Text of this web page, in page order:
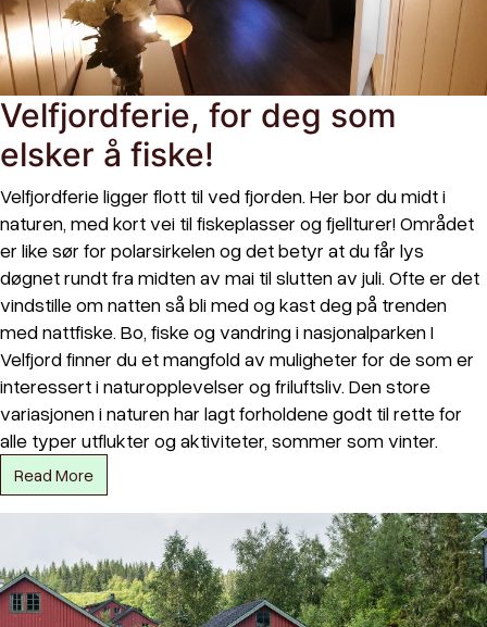
Velfjordferie, for deg som
elsker å fiske!
Velfjordferie ligger flott til ved fjorden. Her bor du midt i
naturen, med kort vei til fiskeplasser og fjellturer! Området
er like sør for polarsirkelen og det betyr at du får lys
døgnet rundt fra midten av mai til slutten av juli. Ofte er det
vindstille om natten så bli med og kast deg på trenden
med nattfiske. Bo, fiske og vandring i nasjonalparken I
Velfjord finner du et mangfold av muligheter for de som er
interessert i naturopplevelser og friluftsliv. Den store
variasjonen i naturen har lagt forholdene godt til rette for
alle typer utflukter og aktiviteter, sommer som vinter.
Read More